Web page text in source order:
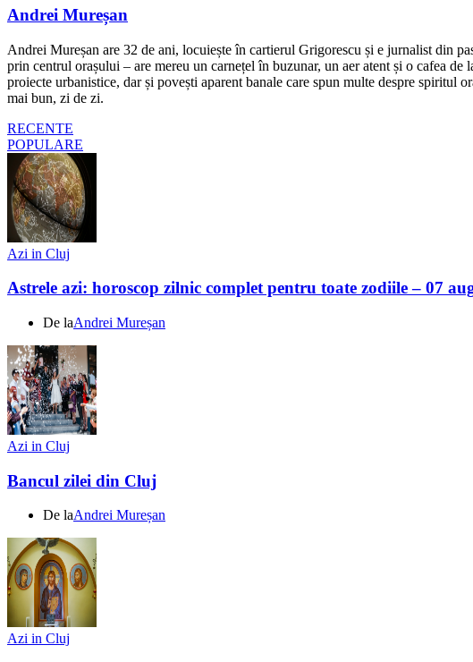
Andrei Mureșan
Andrei Mureșan are 32 de ani, locuiește în cartierul Grigorescu și e jurnalist din
prin centrul orașului – are mereu un carnețel în buzunar, un aer atent și o cafea
proiecte urbanistice, dar și povești aparent banale care spun multe despre spiritul
mai bun, zi de zi.
RECENTE
POPULARE
Azi in Cluj
Astrele azi: horoscop zilnic complet pentru toate zodiile – 07
De laAndrei Mureșan
Azi in Cluj
Bancul zilei din Cluj
De laAndrei Mureșan
Azi in Cluj